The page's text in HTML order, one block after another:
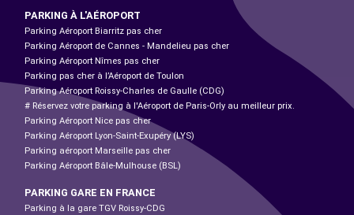
PARKING À L'AÉROPORT
Parking Aéroport Biarritz pas cher
Parking Aéroport de Cannes - Mandelieu pas cher
Parking Aéroport Nîmes pas cher
Parking pas cher à l’Aéroport de Toulon
Parking Aéroport Roissy-Charles de Gaulle (CDG)
# Réservez votre parking à l'Aéroport de Paris-Orly au meilleur prix.
Parking Aéroport Nice pas cher
Parking Aéroport Lyon-Saint-Exupéry (LYS)
Parking aéroport Marseille pas cher
Parking Aéroport Bâle-Mulhouse (BSL)
PARKING GARE EN FRANCE
Parking à la gare TGV Roissy-CDG